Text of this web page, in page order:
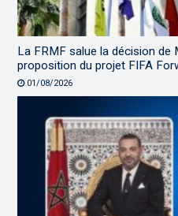
La FRMF salue la décision de
proposition du projet FIFA
01/08/2026